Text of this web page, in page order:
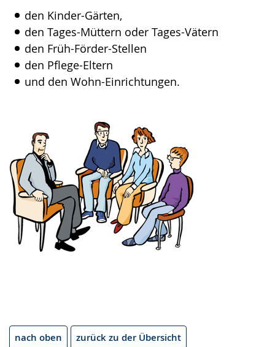
den Kinder-Gärten,
den Tages-Müttern oder Tages-Vätern
den Früh-Förder-Stellen
den Pflege-Eltern
und den Wohn-Einrichtungen.
nach oben zurück zu der Übersicht